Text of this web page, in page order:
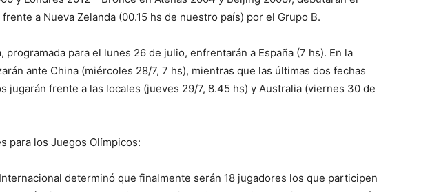
a Nueva Zelanda (00.15 hs de nuestro país) por el Grupo B.
programada para el lunes 26 de julio, enfrentarán a España (7 hs). En la
ante China (miércoles 28/7, 7 hs), mientras que las últimas dos fechas
jugarán frente a las locales (jueves 29/7, 8.45 hs) y Australia (viernes 30 de
para los Juegos Olímpicos:
determinó que finalmente serán 18 jugadores los que participen